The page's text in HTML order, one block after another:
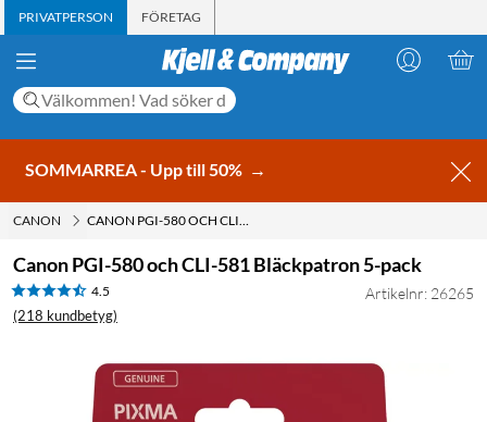
PRIVATPERSON FÖRETAG
SOMMARREA - Upp till 50% →
CANON CANON PGI-580 OCH CLI-581 BLÄCKPATRON 5-PACK
Canon PGI-580 och CLI-581 Bläckpatron 5-pack
4.5
(218 kundbetyg)
Artikelnr: 26265